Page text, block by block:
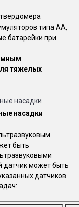
типа АА,
батарейки при
тяжелых
насадки
быть
датчик может быть
датчиков